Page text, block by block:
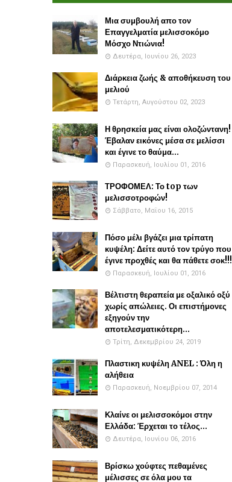
Μια συμβουλή απο τον
Επαγγελματία μελισσοκόμο
Μόσχο Ντιώνια!
Δευτέρα, Ιουνίου 26, 2023
Διάρκεια ζωής & αποθήκευση του
μελιού
Τετάρτη, Αυγούστου 02, 2023
Η θρησκεία μας είναι ολοζώντανη!
Έβαλαν εικόνες μέσα σε μελίσσι
και έγινε το θαύμα...
Παρασκευή, Ιουλίου 01, 2016
ΤΡΟΦΟΜΕΛ: Το top των
μελισσοτροφών!
Σάββατο, Μαΐου 16, 2015
Πόσο μέλι βγάζει μια τρίπατη
κυψέλη: Δείτε αυτό τον τρύγο που
έγινε προχθές και θα πάθετε σοκ!!!
Παρασκευή, Ιουλίου 01, 2016
Βέλτιστη θεραπεία με οξαλικό οξύ
χωρίς απώλειες. Οι επιστήμονες
εξηγούν την
αποτελεσματικότερη...
Τρίτη, Δεκεμβρίου 24, 2019
Πλαστικη κυψέλη ANEL : Όλη η
αλήθεια
Παρασκευή, Νοεμβρίου 07, 2014
Κλαίνε οι μελισσοκόμοι στην
Ελλάδα: Έρχεται το τέλος...
Δευτέρα, Ιουνίου 06, 2016
Βρίσκω χούφτες πεθαμένες
μέλισσες σε όλα μου τα